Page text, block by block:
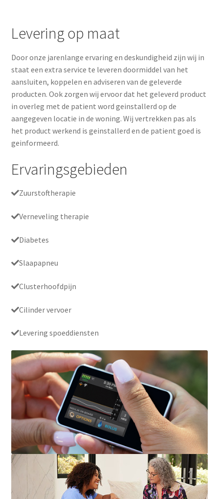
Levering op maat
Door onze jarenlange ervaring en deskundigheid zijn wij in
staat een extra service te leveren doormiddel van het
aansluiten, koppelen en adviseren van de geleverde
producten. Ook zorgen wij ervoor dat het geleverd product
in overleg met de patient word geinstallerd op de
aangegeven locatie in de woning. Wij vertrekken pas als
het product werkend is geinstallerd en de patient goed is
geinformeerd.
Ervaringsgebieden
Zuurstoftherapie
Verneveling therapie
Diabetes
Slaapapneu
Clusterhoofdpijn
Cilinder vervoer
Levering spoeddiensten